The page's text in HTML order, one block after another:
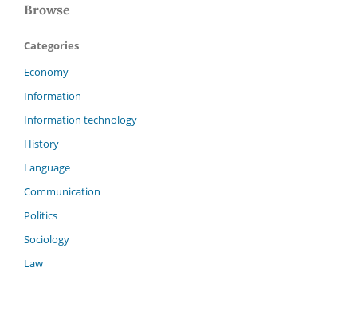
Browse
Categories
Economy
Information
Information technology
History
Language
Communication
Politics
Sociology
Law